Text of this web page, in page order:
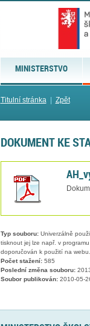
MINISTERSTVO
Titulní stránka| Zpět
DOKUMENT KE
Typ souboru:Univerzálně
tisknout jej lze např. v programu
doporučován k použití na webu.
Počet stažení:585
Poslední změna souboru:
Soubor publikován:2010-05-